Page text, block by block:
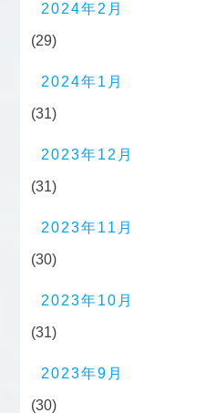
2024年2月
(29)
2024年1月
(31)
2023年12月
(31)
2023年11月
(30)
2023年10月
(31)
2023年9月
(30)